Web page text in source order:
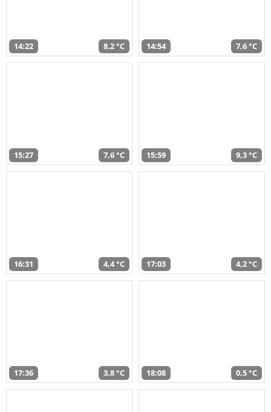
14:22 8,2 °C 14:54 7,6 °C
15:27 7,6 °C 15:59 9,3 °C
16:31 4,4 °C 17:03 4,2 °C
17:36 3,8 °C 18:08 0,5 °C